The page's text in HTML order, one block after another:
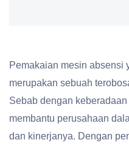
Pemakaian mesin absensi
merupakan sebuah
Sebab dengan
membantu perusahaan
dan kinerjanya. Dengan